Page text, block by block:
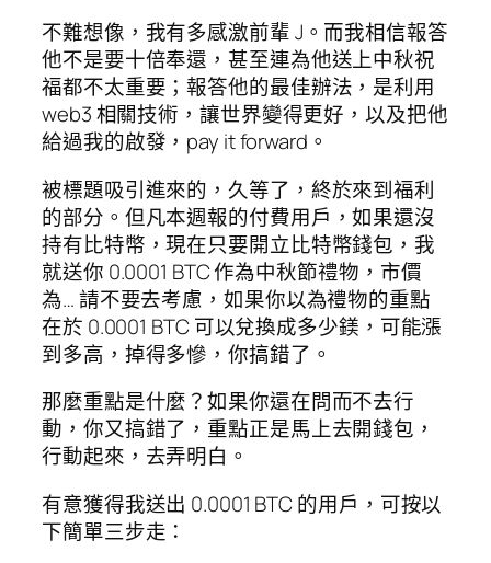
不難想像，我有多感激前輩 J。而我相信報答
他不是要十倍奉還，甚至連為他送上中秋祝
福都不太重要；報答他的最佳辦法，是利用
web3 相關技術，讓世界變得更好，以及把他
給過我的啟發，pay it forward。
被標題吸引進來的，久等了，終於來到福利
的部分。但凡本週報的付費用戶，如果還沒
持有比特幣，現在只要開立比特幣錢包，我
就送你 0.0001 BTC 作為中秋節禮物，市價
為… 請不要去考慮，如果你以為禮物的重點
在於 0.0001 BTC 可以兌換成多少鎂，可能漲
到多高，掉得多慘，你搞錯了。
那麼重點是什麼？如果你還在問而不去行
動，你又搞錯了，重點正是馬上去開錢包，
行動起來，去弄明白。
有意獲得我送出 0.0001 BTC 的用戶，可按以
下簡單三步走：